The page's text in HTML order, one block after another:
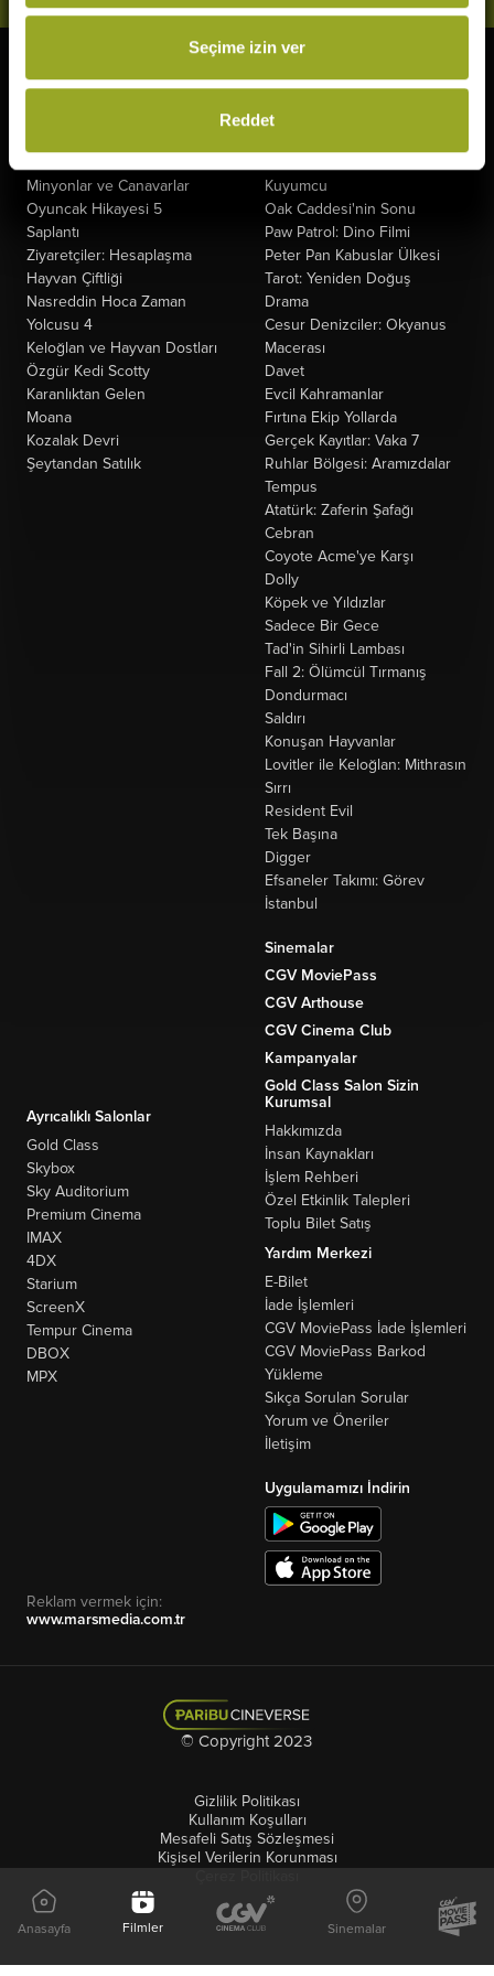
Seçime izin ver
Reddet
Anasayfa Filmler Sinemalar
Vizyonda
Minyonlar ve Canavarlar
Oyuncak Hikayesi 5
Saplantı
Ziyaretçiler: Hesaplaşma
Hayvan Çiftliği
Nasreddin Hoca Zaman
Yolcusu 4
Keloğlan ve Hayvan Dostları
Özgür Kedi Scotty
Karanlıktan Gelen
Moana
Kozalak Devri
Şeytandan Satılık
Yakında
Kurtuluş Projesi
Kuyumcu
Oak Caddesi'nin Sonu
Paw Patrol: Dino Filmi
Peter Pan Kabuslar Ülkesi
Tarot: Yeniden Doğuş
Drama
Cesur Denizciler: Okyanus
Macerası
Davet
Evcil Kahramanlar
Fırtına Ekip Yollarda
Gerçek Kayıtlar: Vaka 7
Ruhlar Bölgesi: Aramızdalar
Tempus
Atatürk: Zaferin Şafağı
Cebran
Coyote Acme'ye Karşı
Dolly
Köpek ve Yıldızlar
Sadece Bir Gece
Tad'in Sihirli Lambası
Fall 2: Ölümcül Tırmanış
Dondurmacı
Saldırı
Konuşan Hayvanlar
Lovitler ile Keloğlan: Mithrasın
Sırrı
Resident Evil
Tek Başına
Digger
Efsaneler Takımı: Görev
İstanbul
Sinemalar
CGV MoviePass
CGV Arthouse
CGV Cinema Club
Kampanyalar
Gold Class Salon Sizin
Ayrıcalıklı Salonlar
Gold Class
Skybox
Sky Auditorium
Premium Cinema
IMAX
4DX
Starium
ScreenX
Tempur Cinema
DBOX
MPX
Kurumsal
Hakkımızda
İnsan Kaynakları
İşlem Rehberi
Özel Etkinlik Talepleri
Toplu Bilet Satış
Yardım Merkezi
E-Bilet
İade İşlemleri
CGV MoviePass İade İşlemleri
CGV MoviePass Barkod
Yükleme
Sıkça Sorulan Sorular
Yorum ve Öneriler
İletişim
Uygulamamızı İndirin
Reklam vermek için:
www.marsmedia.com.tr
© Copyright 2023
Gizlilik Politikası
Kullanım Koşulları
Mesafeli Satış Sözleşmesi
Kişisel Verilerin Korunması